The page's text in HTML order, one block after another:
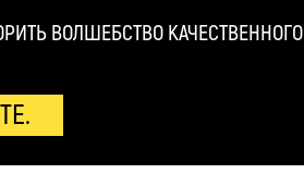
ВОЛШЕБСТВО КАЧЕСТВЕННОГО